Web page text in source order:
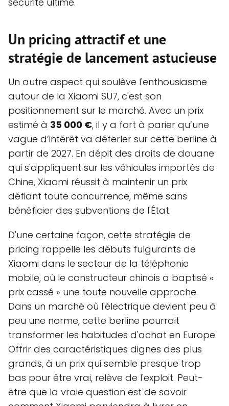
Un pricing attractif et une
stratégie de lancement astucieuse
Un autre aspect qui soulève l'enthousiasme
autour de la Xiaomi SU7, c'est son
positionnement sur le marché. Avec un prix
estimé à 35 000 €, il y a fort à parier qu’une
vague d’intérêt va déferler sur cette berline à
partir de 2027. En dépit des droits de douane
qui s'appliquent sur les véhicules importés de
Chine, Xiaomi réussit à maintenir un prix
défiant toute concurrence, même sans
bénéficier des subventions de l'État.
D'une certaine façon, cette stratégie de
pricing rappelle les débuts fulgurants de
Xiaomi dans le secteur de la téléphonie
mobile, où le constructeur chinois a baptisé «
prix cassé » une toute nouvelle approche.
Dans un marché où l'électrique devient peu à
peu une norme, cette berline pourrait
transformer les habitudes d'achat en Europe.
Offrir des caractéristiques dignes des plus
grands, à un prix qui semble presque trop
bas pour être vrai, relève de l'exploit. Peut-
être que la vraie question est de savoir